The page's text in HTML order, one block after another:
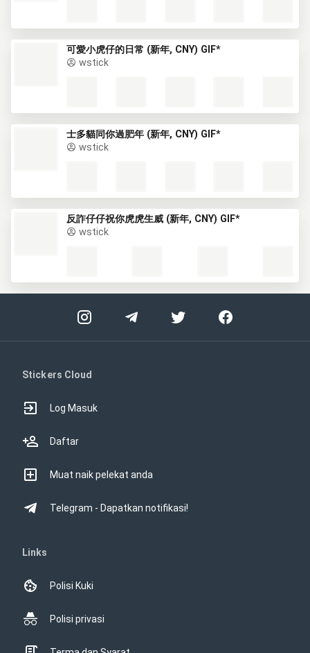
可愛小虎仔的日常 (新年, CNY) GIF*
wstick
士多貓同你過肥年 (新年, CNY) GIF*
wstick
反詐仔仔祝你虎虎生威 (新年, CNY) GIF*
wstick
Stickers Cloud
Log Masuk
Daftar
Muat naik pelekat anda
Telegram - Dapatkan notifikasi!
Links
Polisi Kuki
Polisi privasi